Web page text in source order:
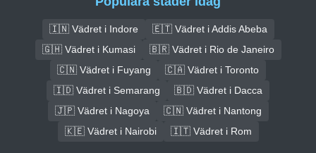
🇮🇳 Vädret i Indore
🇪🇹 Vädret i Addis Abeba
🇬🇭 Vädret i Kumasi
🇧🇷 Vädret i Rio de Janeiro
🇨🇳 Vädret i Fuyang
🇨🇦 Vädret i Toronto
🇮🇩 Vädret i Semarang
🇧🇩 Vädret i Dacca
🇯🇵 Vädret i Nagoya
🇨🇳 Vädret i Nantong
🇰🇪 Vädret i Nairobi
🇮🇹 Vädret i Rom